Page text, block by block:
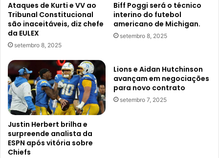
Ataques de Kurti e VV ao
Tribunal Constitucional
são inaceitáveis, diz chefe
da EULEX
setembro 8, 2025
Biff Poggi será o técnico
interino do futebol
americano de Michigan.
setembro 8, 2025
Justin Herbert brilha e
surpreende analista da
ESPN após vitória sobre
Chiefs
Lions e Aidan Hutchinson
avançam em negociações
para novo contrato
setembro 7, 2025